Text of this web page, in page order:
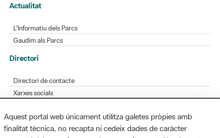
Actualitat
L'Informatiu dels Parcs
Gaudim als Parcs
Directori
Directori de contacte
Xarxes socials
Bústia de suggeriments
Opineu sobre els parcs
Aquest portal web únicament utilitza galetes pròpies amb
finalitat tècnica, no recapta ni cedeix dades de caràcter